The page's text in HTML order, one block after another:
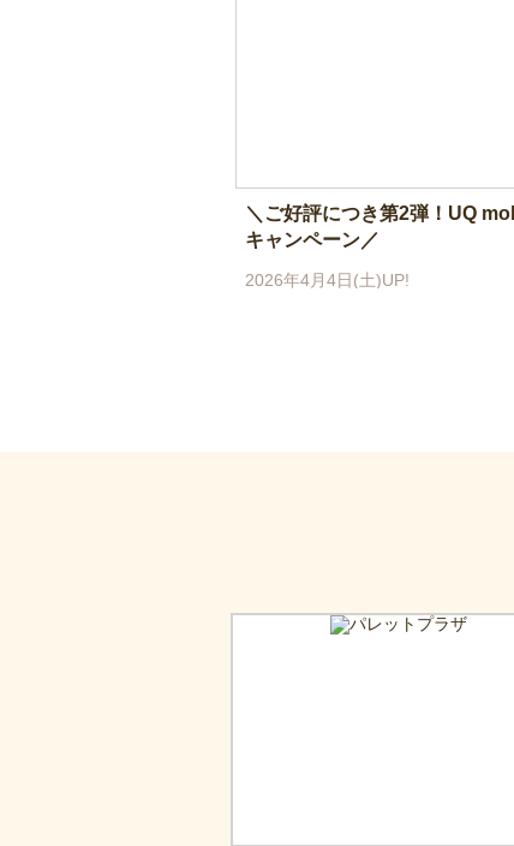
＼ご好評につき第2弾！UQ
キャンペーン／
2026年4月4日(土)UP!